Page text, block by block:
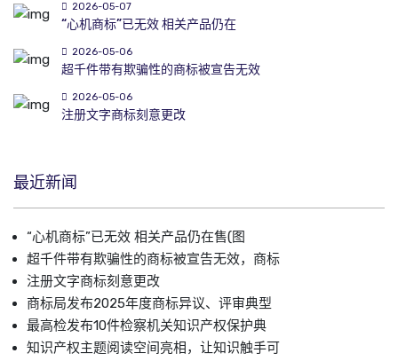
2026-05-07
“心机商标”已无效 相关产品仍在
2026-05-06
超千件带有欺骗性的商标被宣告无效
2026-05-06
注册文字商标刻意更改
最近新闻
“心机商标”已无效 相关产品仍在售(图
超千件带有欺骗性的商标被宣告无效，商标
注册文字商标刻意更改
商标局发布2025年度商标异议、评审典型
最高检发布10件检察机关知识产权保护典
知识产权主题阅读空间亮相，让知识触手可